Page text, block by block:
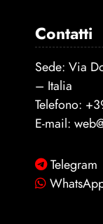
Contatti
Sede: Via
– Italia
Telefono:
E-mail:
Telegram